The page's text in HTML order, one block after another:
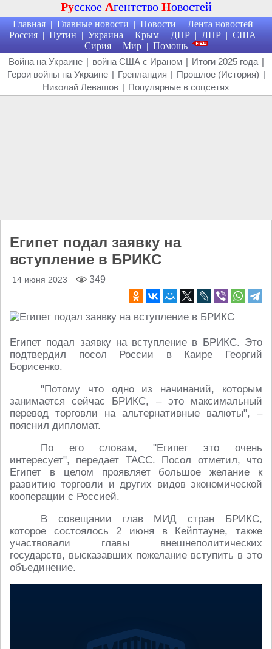
Русское Агентство Новостей
Главная | Главные новости | Новости | Лента новостей |
Россия | Путин | Украина | Крым | ДНР | ЛНР | США |
Сирия | Мир | Помощь
Война на Украине | война США с Ираном | Итоги 2025 года |
Герои войны на Украине | Гренландия | Прошлое (История) |
Николай Левашов | Популярные в соцсетях
Египет подал заявку на
вступление в БРИКС
14 июня 2023 349
Египет подал заявку на вступление в БРИКС. Это
подтвердил посол России в Каире Георгий
Борисенко.
"Потому что одно из начинаний, которым
занимается сейчас БРИКС, – это максимальный
перевод торговли на альтернативные валюты", –
пояснил дипломат.
По его словам, "Египет это очень
интересует", передает ТАСС. Посол отметил, что
Египет в целом проявляет большое желание к
развитию торговли и других видов экономической
кооперации с Россией.
В совещании глав МИД стран БРИКС,
которое состоялось 2 июня в Кейптауне, также
участвовали главы внешнеполитических
государств, высказавших пожелание вступить в это
объединение.